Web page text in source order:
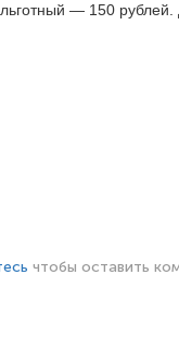
— 150
чтобы оставить